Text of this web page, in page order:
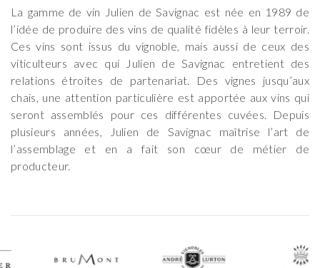
La gamme de vin Julien de Savignac est née en 1989 de
l’idée de produire des vins de qualité fidèles à leur terroir.
Ces vins sont issus du vignoble, mais aussi de ceux des
viticulteurs avec qui Julien de Savignac entretient des
relations étroites de partenariat. Des vignes jusqu’aux
chais, une attention particulière est apportée aux vins qui
seront assemblés pour ces différentes cuvées. Depuis
plusieurs années, Julien de Savignac maîtrise l’art de
l’assemblage et en a fait son cœur de métier de
producteur.